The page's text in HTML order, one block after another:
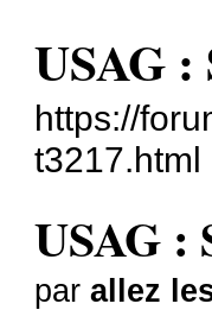
USAG :
https://
t3217.html
USAG :
parallez